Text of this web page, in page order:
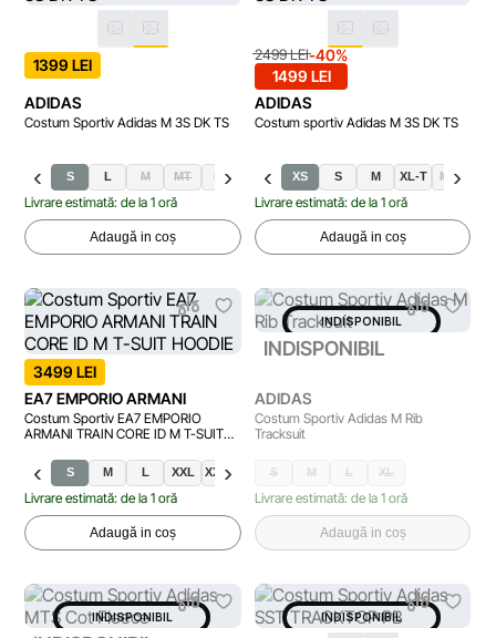
1399 LEI
ADIDAS
Costum Sportiv Adidas M 3S DK TS
S L M MT LT XLT XL XXL XXLT
Livrare estimată: de la 1 oră
Adaugă in coș
2499 LEI-40%
1499 LEI
ADIDAS
Costum sportiv Adidas M 3S DK TS
XS S M XL-T M-T
Livrare estimată: de la 1 oră
Adaugă in coș
3499 LEI
EA7 EMPORIO ARMANI
Costum Sportiv EA7 EMPORIO
ARMANI TRAIN CORE ID M T-SUIT
S M L XXL XXXL
Livrare estimată: de la 1 oră
Adaugă in coș
INDISPONIBIL
INDISPONIBIL
ADIDAS
Costum Sportiv Adidas M Rib
Tracksuit
S M L XL
Livrare estimată: de la 1 oră
Adaugă in coș
INDISPONIBIL INDISPONIBIL